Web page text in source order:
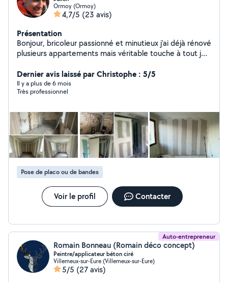
Ormoy (Ormoy)
4,7/5 (23 avis)
Présentation
Bonjour, bricoleur passionné et minutieux j'ai déjà rénové
plusieurs appartements mais véritable touche à tout je
maçonnerie, carrelage, peinture, électricité, montage
de meuble ...
Dernier avis laissé par Christophe : 5/5
Il y a plus de 6 mois
Très professionnel
Pose de placo ou de bandes
Voir le profil Contacter
Auto-entrepreneur
Romain Bonneau (Romain déco concept)
Peintre/applicateur béton ciré
Villemeux-sur-Eure (Villemeux-sur-Eure)
5/5 (27 avis)